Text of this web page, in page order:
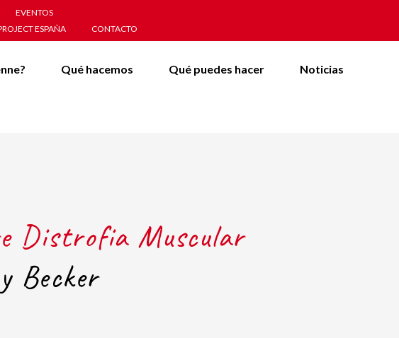
EVENTOS
ESPAÑA
CONTACTO
Qué hacemos Qué puedes hacer Noticias
Distrofia Muscular
Becker